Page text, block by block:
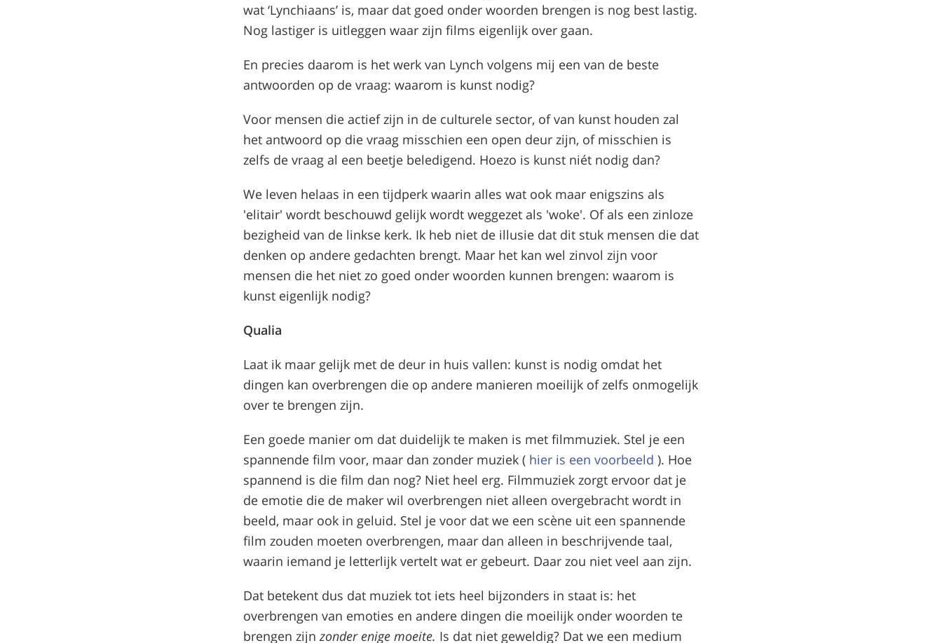
wat ‘Lynchiaans’ is, maar dat goed onder woorden brengen is nog best lastig.
Nog lastiger is uitleggen waar zijn films eigenlijk over gaan.
En precies daarom is het werk van Lynch volgens mij een van de beste
antwoorden op de vraag: waarom is kunst nodig?
Voor mensen die actief zijn in de culturele sector, of van kunst houden zal
het antwoord op die vraag misschien een open deur zijn, of misschien is
zelfs de vraag al een beetje beledigend. Hoezo is kunst niét nodig dan?
We leven helaas in een tijdperk waarin alles wat ook maar enigszins als
'elitair' wordt beschouwd gelijk wordt weggezet als 'woke'. Of als een zinloze
bezigheid van de linkse kerk. Ik heb niet de illusie dat dit stuk mensen die dat
denken op andere gedachten brengt. Maar het kan wel zinvol zijn voor
mensen die het niet zo goed onder woorden kunnen brengen: waarom is
kunst eigenlijk nodig?
Qualia
Laat ik maar gelijk met de deur in huis vallen: kunst is nodig omdat het
dingen kan overbrengen die op andere manieren moeilijk of zelfs onmogelijk
over te brengen zijn.
Een goede manier om dat duidelijk te maken is met filmmuziek. Stel je een
spannende film voor, maar dan zonder muziek ( hier is een voorbeeld ). Hoe
spannend is die film dan nog? Niet heel erg. Filmmuziek zorgt ervoor dat je
de emotie die de maker wil overbrengen niet alleen overgebracht wordt in
beeld, maar ook in geluid. Stel je voor dat we een scène uit een spannende
film zouden moeten overbrengen, maar dan alleen in beschrijvende taal,
waarin iemand je letterlijk vertelt wat er gebeurt. Daar zou niet veel aan zijn.
Dat betekent dus dat muziek tot iets heel bijzonders in staat is: het
overbrengen van emoties en andere dingen die moeilijk onder woorden te
brengen zijnzonder enige moeite. Is dat niet geweldig? Dat we een medium